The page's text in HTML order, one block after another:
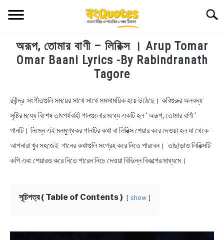
TECHNOLOGY
BIOGRAPHY
EDUCATIONAL
BENGALI WISHES
অরূপ, তোমার বাণী – লিরিক্স । Arup Tomar
Omar Baani Lyrics -By Rabindranath
Tagore
in
Bengali
Lyrics
রবীন্দ্র-সংগীতগুলি সময়ের সাথে সাথে সমসাময়িক হয়ে উঠেছে। কবিগুরুর অনবদ্য
সৃষ্টির মধ্যে বিশেষ তাৎপর্যবাহী গানগুলোর মধ্যে একটি হল ‘ অরূপ, তোমার বাণী ‘
গানটি। নিম্নে এই মনমুগ্ধকর গানটির কথা বা লিরিক্স শেয়ার করে দেওয়া হল যা থেকে
আপনারা খুব সহজেই গানের কথাগুলি সংগ্রহ করে নিতে পারবেন। তাছাড়াও লিরিক্সটি
কপি এবং শেয়ারও করে নিতে পারেন নিচে দেওয়া বিভিন্ন বিকল্পের মাধ্যমে।
সূচিপত্র ( Table of Contents ) show